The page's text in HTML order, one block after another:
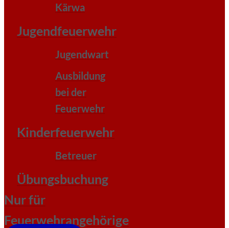
Kärwa
Jugendfeuerwehr
Jugendwart
Ausbildung
bei der
Feuerwehr
Kinderfeuerwehr
Betreuer
Übungsbuchung
Nur für
Feuerwehrangehörige